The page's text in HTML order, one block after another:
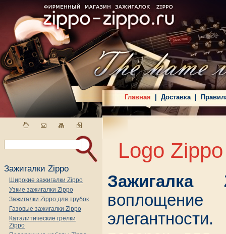
Главная Доставка
Зажигалки Zippo
Широкие зажигалки Zippo
Узкие зажигалки Zippo
Зажигалки Zippo для трубок
Газовые зажигалки Zippo
Каталитические грелки
Zippo
Logo